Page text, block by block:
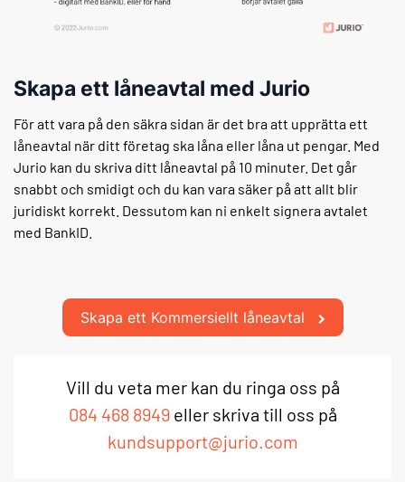
Skapa ett låneavtal med Jurio
För att vara på den säkra sidan är det bra att upprätta ett
låneavtal när ditt företag ska låna eller låna ut pengar. Med
Jurio kan du skriva ditt låneavtal på 10 minuter. Det går
snabbt och smidigt och du kan vara säker på att allt blir
juridiskt korrekt. Dessutom kan ni enkelt signera avtalet
med BankID.
Skapa ett Kommersiellt låneavtal
Vill du veta mer kan du ringa oss på
084 468 8949eller skriva till oss på
kundsupport@jurio.com